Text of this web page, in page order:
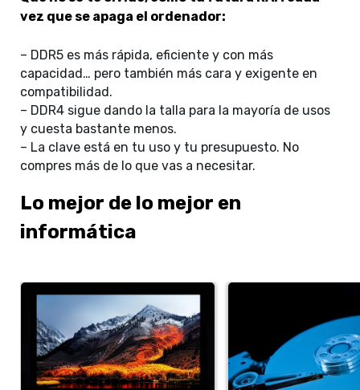
vez que se apaga el ordenador:
– DDR5 es más rápida, eficiente y con más
capacidad… pero también más cara y exigente en
compatibilidad.
– DDR4 sigue dando la talla para la mayoría de usos
y cuesta bastante menos.
– La clave está en tu uso y tu presupuesto. No
compres más de lo que vas a necesitar.
Lo mejor de lo mejor en
informática